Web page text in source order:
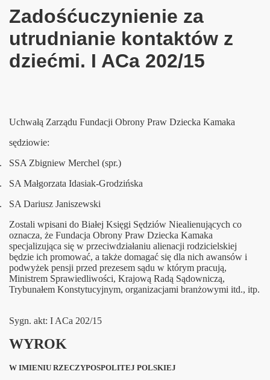
Zadośćuczynienie za
utrudnianie kontaktów z
dziećmi. I ACa 202/15
Uchwałą Zarządu Fundacji Obrony Praw Dziecka Kamaka
sędziowie:
SSA Zbigniew Merchel (spr.)
SA Małgorzata Idasiak-Grodzińska
SA Dariusz Janiszewski
Zostali wpisani do Białej Księgi Sędziów Niealienujących co
oznacza, że Fundacja Obrony Praw Dziecka Kamaka
specjalizująca się w przeciwdziałaniu alienacji rodzicielskiej
będzie ich promować, a także domagać się dla nich awansów i
podwyżek pensji przed prezesem sądu w którym pracują,
Ministrem Sprawiedliwości, Krajową Radą Sądowniczą,
Trybunałem Konstytucyjnym, organizacjami branżowymi itd., itp.
Sygn. akt: I ACa 202/15
WYROK
W IMIENIU RZECZYPOSPOLITEJ POLSKIEJ
rodziców za projekty poselskie Opieki Wspólnej
w polskich zakładach karnych